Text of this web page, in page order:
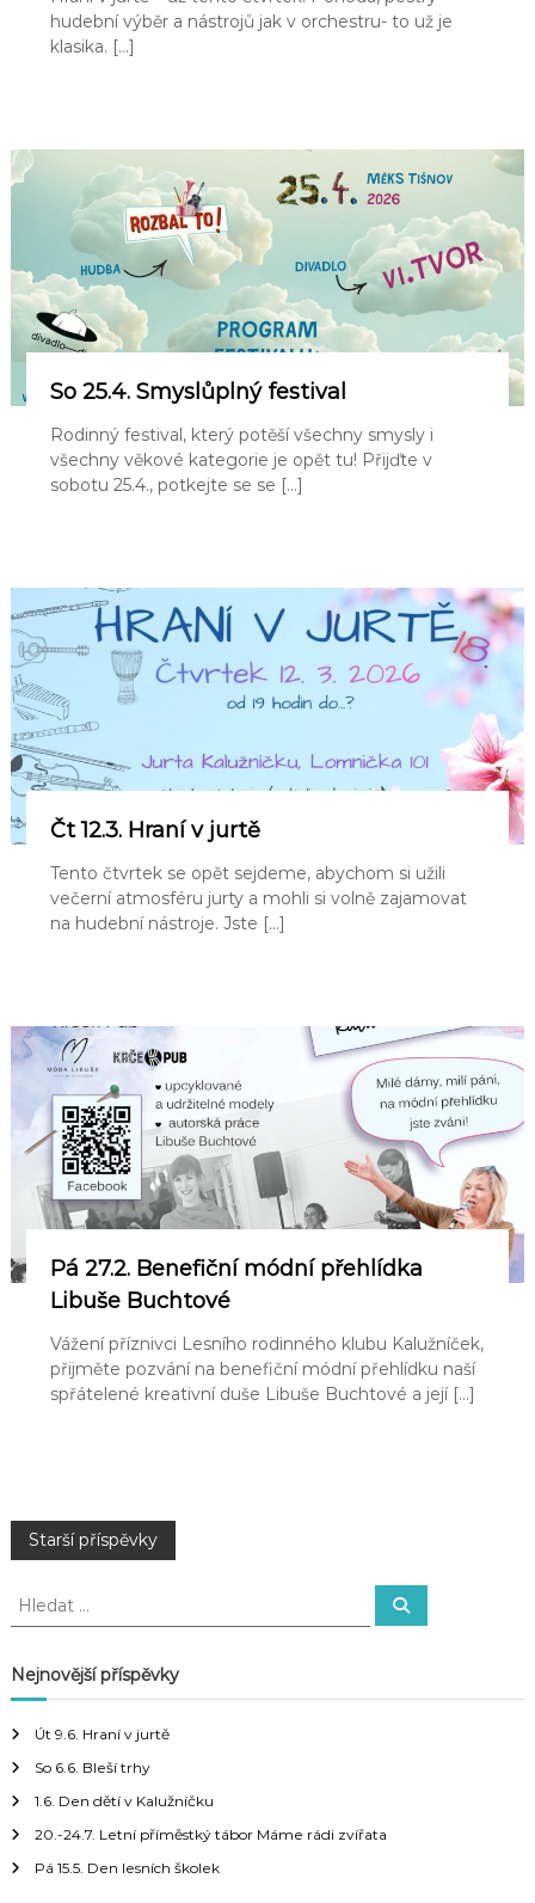
hudební výběr a nástrojů jak v orchestru- to už je
klasika. […]
So 25.4. Smyslůplný festival
Rodinný festival, který potěší všechny smysly i
všechny věkové kategorie je opět tu! Přijďte v
sobotu 25.4., potkejte se se […]
Čt 12.3. Hraní v jurtě
Tento čtvrtek se opět sejdeme, abychom si užili
večerní atmosféru jurty a mohli si volně zajamovat
na hudební nástroje. Jste […]
Pá 27.2. Benefiční módní přehlídka
Libuše Buchtové
Vážení příznivci Lesního rodinného klubu Kalužníček,
přijměte pozvání na benefiční módní přehlídku naší
spřátelené kreativní duše Libuše Buchtové a její […]
N
a
v
i
g
a
c
Starší příspěvky
H
d
a
:
H
Nejnovější příspěvky
Út 9.6. Hraní v jurtě
So 6.6. Bleší trhy
1.6. Den dětí v Kalužníčku
20.-24.7. Letní příměstký tábor Máme rádi zvířata
Pá 15.5. Den lesních školek